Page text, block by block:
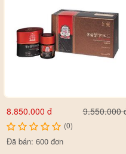
bỏ các chất alloxan hoặc
gây tăng đường huyết.
Tinh chất hồng sâm làm
thoái hóa ethanol và
độc tính của rượu và giải
chất chống oxy hóa liên
8.850.000 đ 9.550.000
(0)
Đã bán: 600 đơn